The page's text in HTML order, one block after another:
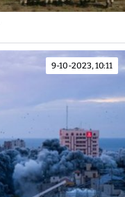
9-10-2023, 10:11